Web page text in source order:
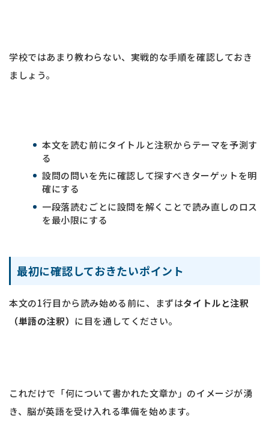
学校ではあまり教わらない、実戦的な手順を確認しておき
ましょう。
本文を読む前にタイトルと注釈からテーマを予測す
る
設問の問いを先に確認して探すべきターゲットを明
確にする
一段落読むごとに設問を解くことで読み直しのロス
を最小限にする
最初に確認しておきたいポイント
本文の1行目から読み始める前に、まずはタイトルと注釈
（単語の注釈） に目を通してください。
これだけで「何について書かれた文章か」のイメージが湧
き、脳が英語を受け入れる準備を始めます。